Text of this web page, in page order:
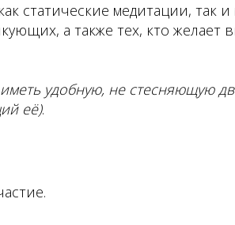
статические медитации,
а также тех, кто
удобную, не стесняющую
её).
.